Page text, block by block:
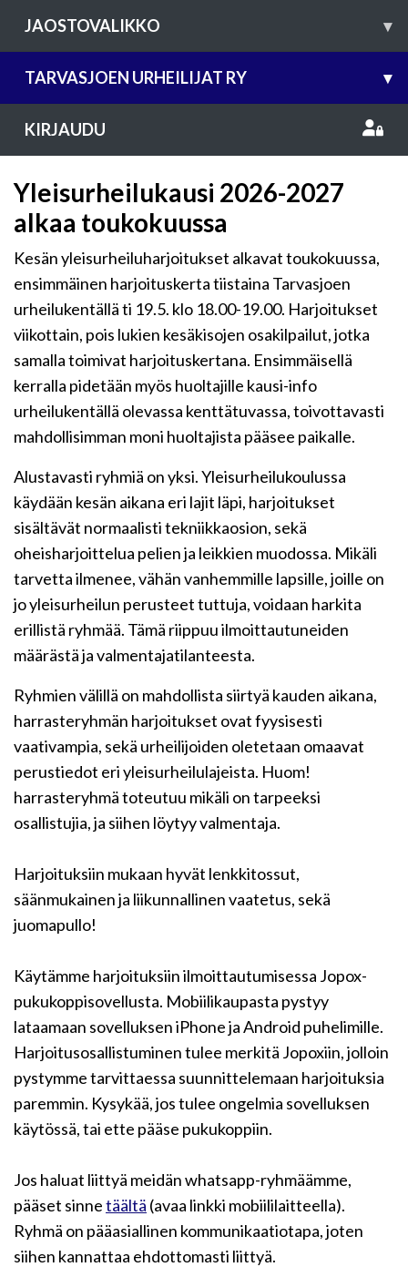
JAOSTOVALIKKO ▾
TARVASJOEN URHEILIJAT RY ▾
KIRJAUDU
Yleisurheilukausi 2026-2027
alkaa toukokuussa
Kesän yleisurheiluharjoitukset alkavat toukokuussa,
ensimmäinen harjoituskerta tiistaina Tarvasjoen
urheilukentällä ti 19.5. klo 18.00-19.00. Harjoitukset
viikottain, pois lukien kesäkisojen osakilpailut, jotka
samalla toimivat harjoituskertana. Ensimmäisellä
kerralla pidetään myös huoltajille kausi-info
urheilukentällä olevassa kenttätuvassa, toivottavasti
mahdollisimman moni huoltajista pääsee paikalle.
Alustavasti ryhmiä on yksi. Yleisurheilukoulussa
käydään kesän aikana eri lajit läpi, harjoitukset
sisältävät normaalisti tekniikkaosion, sekä
oheisharjoittelua pelien ja leikkien muodossa. Mikäli
tarvetta ilmenee, vähän vanhemmille lapsille, joille on
jo yleisurheilun perusteet tuttuja, voidaan harkita
erillistä ryhmää. Tämä riippuu ilmoittautuneiden
määrästä ja valmentajatilanteesta.
Ryhmien välillä on mahdollista siirtyä kauden aikana,
harrasteryhmän harjoitukset ovat fyysisesti
vaativampia, sekä urheilijoiden oletetaan omaavat
perustiedot eri yleisurheilulajeista. Huom!
harrasteryhmä toteutuu mikäli on tarpeeksi
osallistujia, ja siihen löytyy valmentaja.
Harjoituksiin mukaan hyvät lenkkitossut,
säänmukainen ja liikunnallinen vaatetus, sekä
juomapullo!
Käytämme harjoituksiin ilmoittautumisessa Jopox-
pukukoppisovellusta. Mobiilikaupasta pystyy
lataamaan sovelluksen iPhone ja Android puhelimille.
Harjoitusosallistuminen tulee merkitä Jopoxiin, jolloin
pystymme tarvittaessa suunnittelemaan harjoituksia
paremmin. Kysykää, jos tulee ongelmia sovelluksen
käytössä, tai ette pääse pukukoppiin.
Jos haluat liittyä meidän whatsapp-ryhmäämme,
pääset sinnetäältä (avaa linkki mobiililaitteella).
Ryhmä on pääasiallinen kommunikaatiotapa, joten
siihen kannattaa ehdottomasti liittyä.